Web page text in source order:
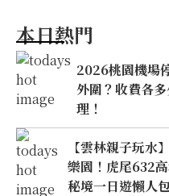
本日熱門
2026桃園機場
外圍？收費各
理！
【雲林親子玩水
樂園！虎尾632
秘境一日遊懶人包